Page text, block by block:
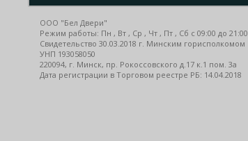
ООО "Бел Двери"
Режим работы: Пн , Вт , Ср , Чт , Пт , Сб c 09:00 до 21:00
Свидетельство 30.03.2018 г. Минским горисполкомом
УНП 193058050
220094, г. Минск, пр. Рокоссовского д.17 к.1 пом. 3а
Дата регистрации в Торговом реестре РБ: 14.04.2018